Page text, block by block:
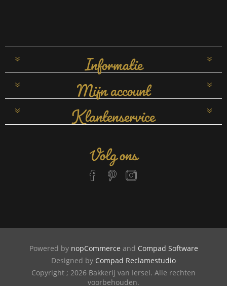
Informatie
Mijn account
Klantenservice
Volg ons
Powered by nopCommerce and Compad Software
Designed by Compad Reclamestudio
Copyright ; 2026 Bakkerij van Iersel. Alle rechten
voorbehouden.